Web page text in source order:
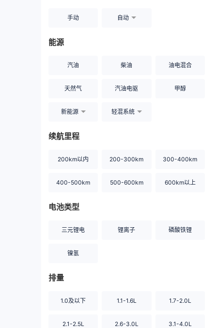
手动 自动
能源
汽油 柴油 油电混合
天然气 汽油电驱 甲醇
新能源 轻混系统
续航里程
200km以内 200-300km 300-400km
400-500km 500-600km 600km以上
电池类型
三元锂电 锂离子 磷酸铁锂
镍氢
排量
1.0及以下 1.1-1.6L 1.7-2.0L
2.1-2.5L 2.6-3.0L 3.1-4.0L